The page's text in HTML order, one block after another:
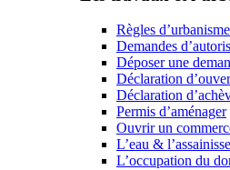
Règles d’urbanisme
Demandes
Déposer une
Déclaration
Déclaration
Permis d’aménager
Ouvrir un
L’eau &
L’occupation du